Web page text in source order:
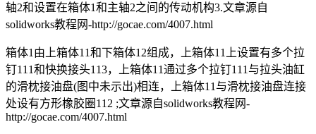
轴2和设置在箱体1和主轴2之间的传动机构3.文章源自
solidworks教程网-http://gocae.com/4007.html
箱体1由上箱体11和下箱体12组成，上箱体11上设置有多个拉
钉111和快换接头113，上箱体11通过多个拉钉111与拉头油缸
的滑枕接油盘(图中未示出)相连，上箱体11与滑枕接油盘连接
处设有方形橡胶圈112 ;文章源自solidworks教程网-
http://gocae.com/4007.html